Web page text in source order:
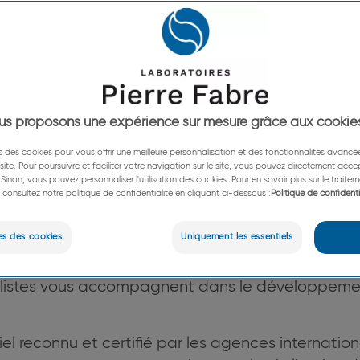
Fabre offre des activités de sous-
et non-pharmaceutique
Organization) qui associent un
et de performance.
vous accompagnent dans le
reconnu et certifié par les agences
proposons une expérience sur mesure grâce aux
des cookies pour vous offrir une meilleure personnalisation et des fonctionnalités
Pour poursuivre et faciliter votre navigation sur le site, vous pouvez directement
vous pouvez personnaliser l'utilisation des cookies. Pour en savoir plus sur le
consultez notre politique de confidentialité en cliquant ci-dessous : Politique de
des cookies Uniquement les essentiels